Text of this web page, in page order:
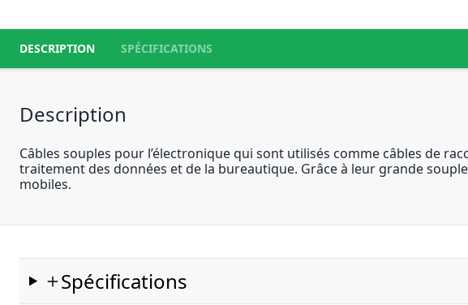
DESCRIPTION SPÉCIFICATIONS
Description
Câbles souples pour l’électronique qui sont utilisés comme câbles de
traitement des données et de la bureautique. Grâce à leur grande
mobiles.
Spécifications